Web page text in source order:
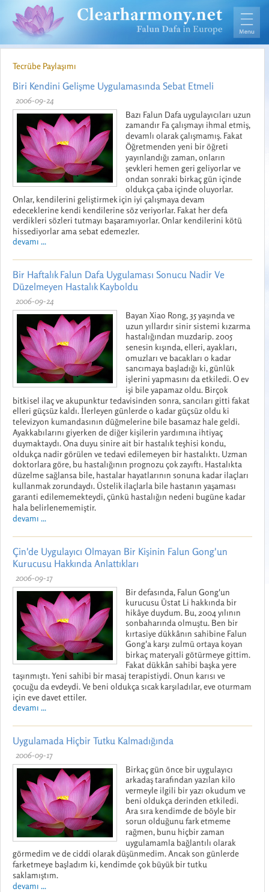
Tecrübe Paylaşımı
Biri Kendini Gelişme Uygulamasında Sebat Etmeli
2006-09-24
Bazı Falun Dafa uygulayıcıları uzun
zamandır Fa çalışmayı ihmal etmiş,
devamlı olarak çalışmamış. Fakat
Öğretmenden yeni bir öğreti
yayınlandığı zaman, onların
şevkleri hemen geri geliyorlar ve
ondan sonraki birkaç gün içinde
oldukça çaba içinde oluyorlar.
Onlar, kendilerini geliştirmek için iyi çalışmaya devam
edeceklerine kendi kendilerine söz veriyorlar. Fakat her defa
verdikleri sözleri tutmayı başaramıyorlar. Onlar kendilerini kötü
hissediyorlar ama sebat edemezler.
devamı ...
Bir Haftalık Falun Dafa Uygulaması Sonucu Nadir Ve
Düzelmeyen Hastalık Kayboldu
2006-09-24
Bayan Xiao Rong, 35 yaşında ve
uzun yıllardır sinir sistemi kızarma
hastalığından muzdarip. 2005
senesin kışında, elleri, ayakları,
omuzları ve bacakları o kadar
sancımaya başladığı ki, günlük
işlerini yapmasını da etkiledi. O ev
işi bile yapamaz oldu. Birçok
bitkisel ilaç ve akupunktur tedavisinden sonra, sancıları gitti fakat
elleri güçsüz kaldı. İlerleyen günlerde o kadar güçsüz oldu ki
televizyon kumandasının düğmelerine bile basamaz hale geldi.
Ayakkabılarını giyerken de diğer kişilerin yardımına ihtiyaç
duymaktaydı. Ona duyu sinire ait bir hastalık teşhisi kondu,
oldukça nadir görülen ve tedavi edilemeyen bir hastalıktı. Uzman
doktorlara göre, bu hastalığının prognozu çok zayıftı. Hastalıkta
düzelme sağlansa bile, hastalar hayatlarının sonuna kadar ilaçları
kullanmak zorundaydı. Üstelik ilaçlarla bile hastanın yaşaması
garanti edilememekteydi, çünkü hastalığın nedeni bugüne kadar
hala belirlenememiştir.
devamı ...
Çin'de Uygulayıcı Olmayan Bir Kişinin Falun Gong'un
Kurucusu Hakkında Anlattıkları
2006-09-17
Bir defasında, Falun Gong'un
kurucusu Üstat Li hakkında bir
hikâye duydum. Bu, 2004 yılının
sonbaharında olmuştu. Ben bir
kırtasiye dükkânın sahibine Falun
Gong'a karşı zulmü ortaya koyan
birkaç materyali götürmeye gittim.
Fakat dükkân sahibi başka yere
taşınmıştı. Yeni sahibi bir masaj terapistiydi. Onun karısı ve
çocuğu da evdeydi. Ve beni oldukça sıcak karşıladılar, eve oturmam
için eve davet ettiler.
devamı ...
Uygulamada Hiçbir Tutku Kalmadığında
2006-09-17
Birkaç gün önce bir uygulayıcı
arkadaş tarafından yazılan kilo
vermeyle ilgili bir yazı okudum ve
beni oldukça derinden etkiledi.
Ara sıra kendimde de böyle bir
sorun olduğunu fark etmeme
rağmen, bunu hiçbir zaman
uygulamamla bağlantılı olarak
görmedim ve de ciddi olarak düşünmedim. Ancak son günlerde
farketmeye başladım ki, kendimde çok büyük bir tutku
saklamıştım.
devamı ...